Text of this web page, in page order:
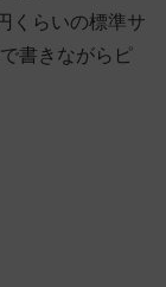
くらいの標準サ
書きながらピ